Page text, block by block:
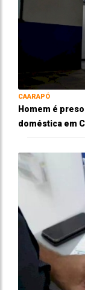
CAARAPÓ
Homem é
doméstica em